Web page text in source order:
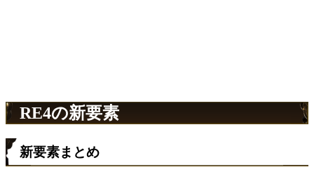
RE4の新要素
新要素まとめ